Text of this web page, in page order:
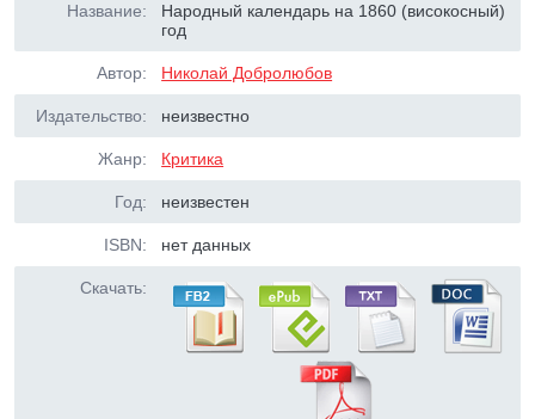
Название:
Народный календарь на 1860 (високосный)
год
Автор: Николай Добролюбов
Издательство: неизвестно
Жанр: Критика
Год: неизвестен
ISBN: нет данных
Скачать: